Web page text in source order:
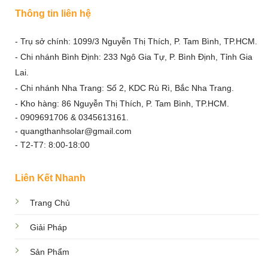
Liên Kết Nhanh
Trang Chủ
Giải Pháp
Sản Phẩm
Thông tin liên hệ
- Trụ sở chính: 1099/3 Nguyễn Thị Thích, P. Tam Bình, TP.HCM.
- Chi nhánh Bình Định: 233 Ngô Gia Tự, P. Bình Định, Tỉnh Gia
Lai.
- Chi nhánh Nha Trang: Số 2, KDC Rù Rì, Bắc Nha Trang.
- Kho hàng: 86 Nguyễn Thị Thích, P. Tam Bình, TP.HCM.
- 0909691706 & 0345613161.
- quangthanhsolar@gmail.com
- T2-T7: 8:00-18:00